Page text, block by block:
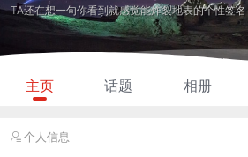
0 0
关注
0
说说
TA还在想一句你看到就感觉能炸裂地表的个性签名
主页 话题 相册
个人信息